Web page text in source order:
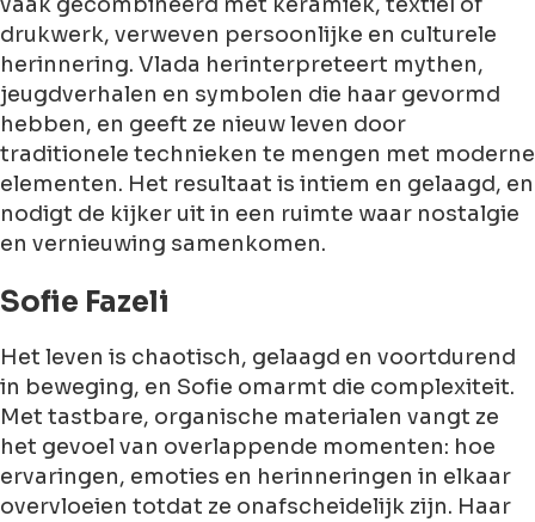
vaak gecombineerd met keramiek, textiel of
drukwerk, verweven persoonlijke en culturele
herinnering. Vlada herinterpreteert mythen,
jeugdverhalen en symbolen die haar gevormd
hebben, en geeft ze nieuw leven door
traditionele technieken te mengen met moderne
elementen. Het resultaat is intiem en gelaagd, en
nodigt de kijker uit in een ruimte waar nostalgie
en vernieuwing samenkomen.
Sofie Fazeli
Het leven is chaotisch, gelaagd en voortdurend
in beweging, en Sofie omarmt die complexiteit.
Met tastbare, organische materialen vangt ze
het gevoel van overlappende momenten: hoe
ervaringen, emoties en herinneringen in elkaar
overvloeien totdat ze onafscheidelijk zijn. Haar